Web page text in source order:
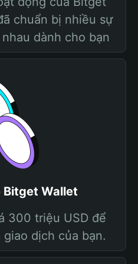
chuẩn bị nhiều sự
dành cho bạn
Bitget Wallet
300 triệu USD để
dịch của bạn.